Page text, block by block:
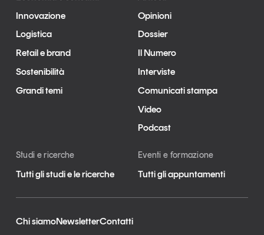
Innovazione
Logistica
Retail e brand
Sostenibilità
Grandi temi
Opinioni
Dossier
Il Numero
Interviste
Comunicati stampa
Video
Podcast
Studi e ricerche
Tutti gli studi e le ricerche
Eventi e formazione
Tutti gli appuntamenti
Chi siamoNewsletterContatti